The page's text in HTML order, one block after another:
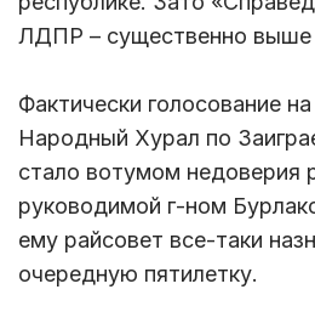
ЛДПР – существенно выше
Фактически голосование
Народный Хурал по
стало вотумом недоверия
руководимой г-ном
ему райсовет все-таки
очередную пятилетку.